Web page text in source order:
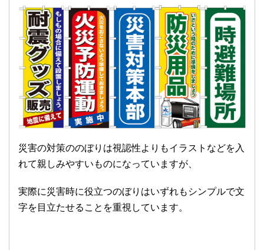
災害の対策ののぼりは視認性よりもイラストなどを入
れて親しみやすいものになっていますが、
実際に災害時に役立つのぼりはいずれもシンプルで文
字を目立たせることを重視しています。